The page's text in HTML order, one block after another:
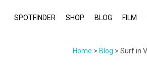
SPOTFINDER SHOP BLOG FILM
Home > Blog > Surf in